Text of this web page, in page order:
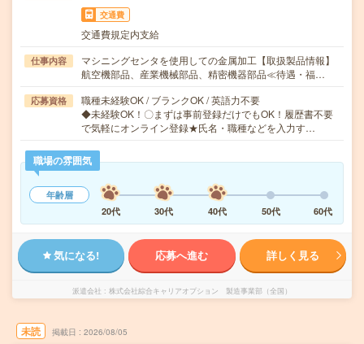
交通費
交通費規定内支給
仕事内容
マシニングセンタを使用しての金属加工【取扱製品情報】
航空機部品、産業機械部品、精密機器部品≪待遇・福…
応募資格
職種未経験OK / ブランクOK / 英語力不要
◆未経験OK！〇まずは事前登録だけでもOK！履歴書不要
で気軽にオンライン登録★氏名・職種などを入力す…
職場の雰囲気
年齢層
20代
30代 40代 50代 60代
気になる! 応募へ進む 詳しく見る
派遣会社 株式会社綜合キャリアオプション 製造事業部（全国）
未読 掲載日 2026/08/05